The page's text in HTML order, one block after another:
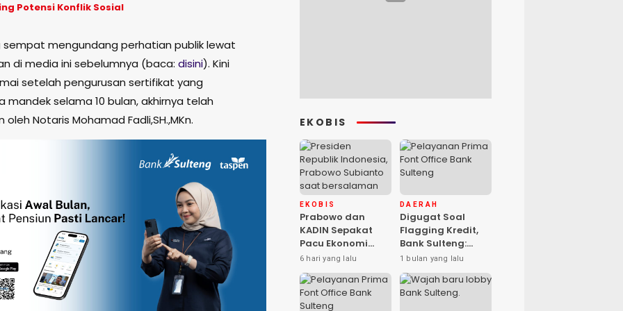
Potensi Konflik Sosial
sempat mengundang perhatian publik lewat
di media ini sebelumnya (baca: disini). Kini
setelah pengurusan sertifikat yang
mandek selama 10 bulan, akhirnya telah
oleh Notaris Mohamad Fadli,SH.,MKn.
EKOBIS
EKOBIS
Prabowo dan
KADIN Sepakat
Pacu Ekonomi
Nasional, Gufran
Ahmad: Sulteng
Siap Ambil Peran
6 hari yang lalu
DAERAH
Digugat Soal
Flagging Kredit,
Bank Sulteng:
Kebijakan Berlaku
untuk Seluruh
Debitur ASN
1 bulan yang lalu